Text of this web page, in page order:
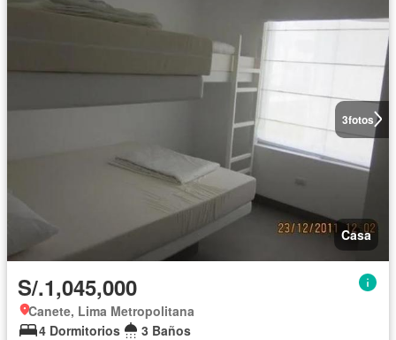
3fotos
Casa
S/.1,045,000
Canete, Lima Metropolitana
4 Dormitorios
3 Baños